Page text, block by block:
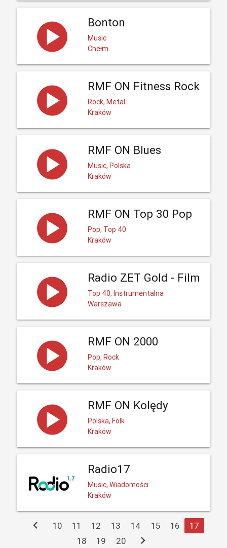
Bonton
Music
Chełm
RMF ON Fitness Rock
Rock, Metal
Kraków
RMF ON Blues
Music, Polska
Kraków
RMF ON Top 30 Pop
Pop, Top 40
Kraków
Radio ZET Gold - Film
Top 40, Instrumentalna
Warszawa
RMF ON 2000
Pop, Rock
Kraków
RMF ON Kolędy
Polska, Folk
Kraków
Radio17
Music, Wiadomości
Kraków
chevron_left 10 11 12 13 14 15 16
17
18
19 20 chevron_right